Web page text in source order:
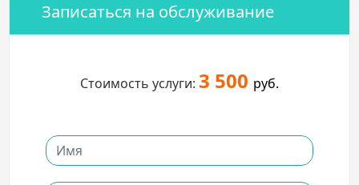
Записаться на обслуживание
Стоимость услуги: 3 500 руб.